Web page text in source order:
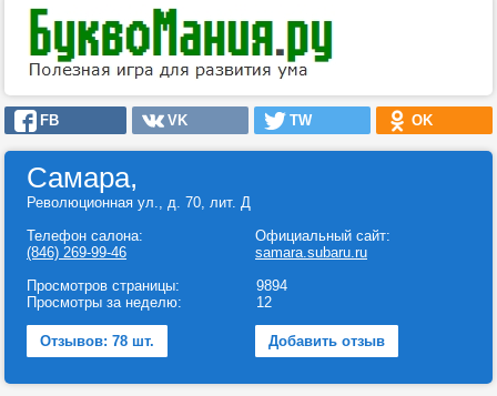
FB VK TW OK
Самара,
Революционная ул., д. 70, лит. Д
Телефон салона:
(846) 269-99-46
Официальный сайт:
samara.subaru.ru
Просмотров страницы:
Просмотры за неделю:
9894
12
Отзывов: 78 шт. Добавить отзыв